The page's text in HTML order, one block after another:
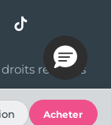
réservés
Acheter